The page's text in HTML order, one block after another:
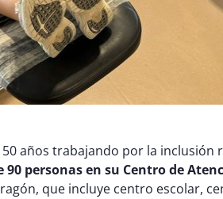
50 años trabajando por la
personas en su Centro de
que incluye centro escolar,